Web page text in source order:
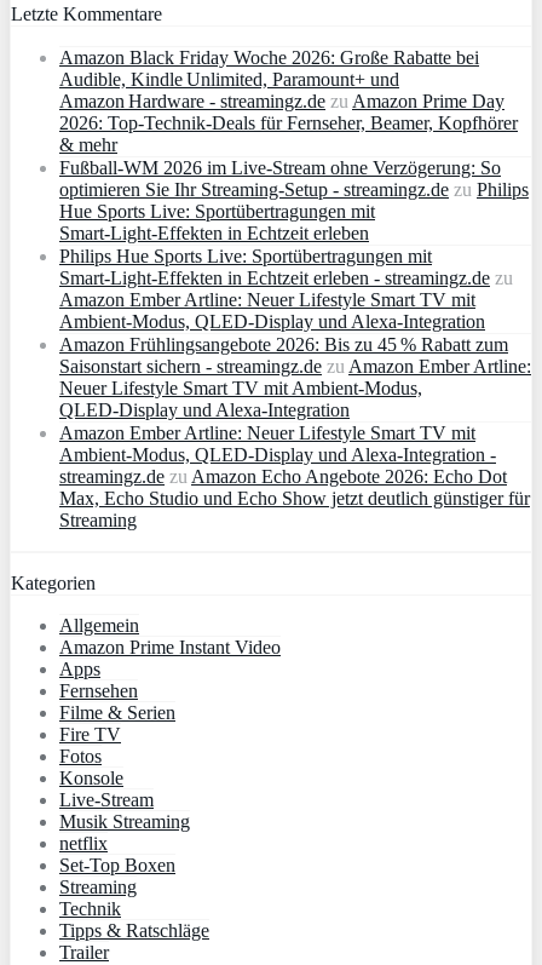
Letzte Kommentare
Amazon Black Friday Woche 2026: Große Rabatte bei
Audible, Kindle Unlimited, Paramount+ und
Amazon Hardware - streamingz.de zuAmazon Prime Day
2026: Top-Technik-Deals für Fernseher, Beamer, Kopfhörer
& mehr
Fußball-WM 2026 im Live-Stream ohne Verzögerung: So
optimieren Sie Ihr Streaming-Setup - streamingz.de zu Philips
Hue Sports Live: Sportübertragungen mit
Smart‑Light‑Effekten in Echtzeit erleben
Philips Hue Sports Live: Sportübertragungen mit
Smart‑Light‑Effekten in Echtzeit erleben - streamingz.de zu
Amazon Ember Artline: Neuer Lifestyle Smart TV mit
Ambient‑Modus, QLED‑Display und Alexa‑Integration
Amazon Frühlingsangebote 2026: Bis zu 45 % Rabatt zum
Saisonstart sichern - streamingz.de zuAmazon Ember Artline:
Neuer Lifestyle Smart TV mit Ambient‑Modus,
QLED‑Display und Alexa‑Integration
Amazon Ember Artline: Neuer Lifestyle Smart TV mit
Ambient‑Modus, QLED‑Display und Alexa‑Integration -
streamingz.de zuAmazon Echo Angebote 2026: Echo Dot
Max, Echo Studio und Echo Show jetzt deutlich günstiger für
Streaming
Kategorien
Allgemein
Amazon Prime Instant Video
Apps
Fernsehen
Filme & Serien
Fire TV
Fotos
Konsole
Live-Stream
Musik Streaming
netflix
Set-Top Boxen
Streaming
Technik
Tipps & Ratschläge
Trailer